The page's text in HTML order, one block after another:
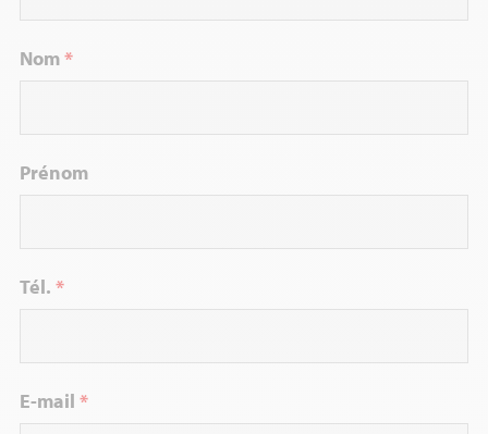
Nom*
Prénom
Tél. *
E-mail *